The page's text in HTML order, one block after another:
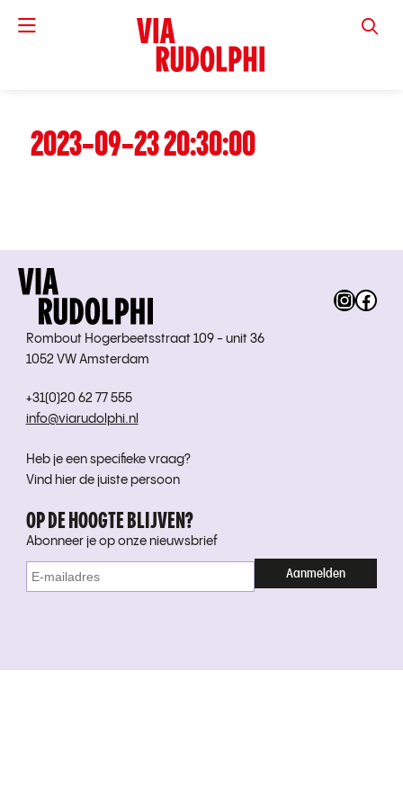
VIA
2023-09-23 20:30:00
Rombout Hogerbeetsstraat 109 - unit 36
1052 VW Amsterdam
+31(0)20 62 77 555
info@viarudolphi.nl
Heb je een specifieke vraag?
Vind hier de juiste persoon
OP DE HOOGTE BLIJVEN?
Abonneer je op onze nieuwsbrief